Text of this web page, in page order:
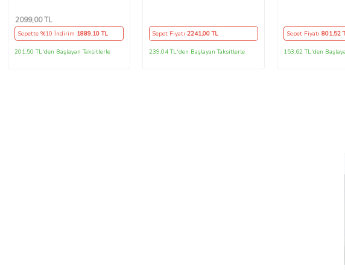
2099,00 TL
Sepette %10 İndirim 1889,10 TL
201,50 TL'den Başlayan Taksitlerle
Sepet Fiyatı 2241,00 TL
239,04 TL'den Başlayan Taksitlerle
Sepet Fiyatı 801,52
153,62 TL'den